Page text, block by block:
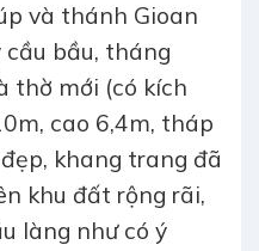
và thánh Gioan
bầu, tháng
thờ mới (có kích
cao 6,4m, tháp
khang trang đã
khu đất rộng rãi,
làng như có ý